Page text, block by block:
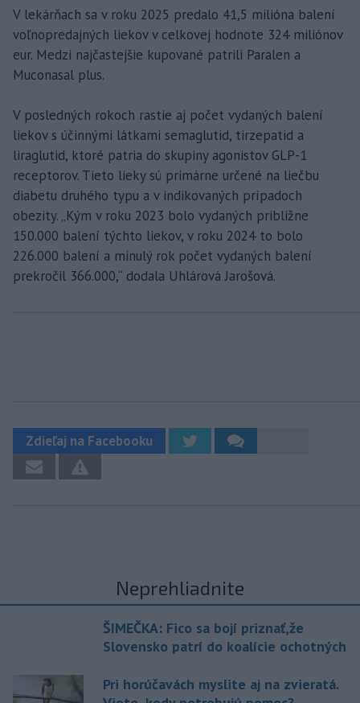
V lekárňach sa v roku 2025 predalo 41,5 milióna balení
voľnopredajných liekov v celkovej hodnote 324 miliónov
eur. Medzi najčastejšie kupované patrili Paralen a
Muconasal plus.
V posledných rokoch rastie aj počet vydaných balení
liekov s účinnými látkami semaglutid, tirzepatid a
liraglutid, ktoré patria do skupiny agonistov GLP-1
receptorov. Tieto lieky sú primárne určené na liečbu
diabetu druhého typu a v indikovaných prípadoch
obezity. „Kým v roku 2023 bolo vydaných približne
150.000 balení týchto liekov, v roku 2024 to bolo
226.000 balení a minulý rok počet vydaných balení
prekročil 366.000,“ dodala Uhlárová Jarošová.
Zdieľaj na Facebooku
Neprehliadnite
ŠIMEČKA: Fico sa bojí priznať,že
Slovensko patrí do koalície ochotných
Pri horúčavách myslite aj na zvieratá.